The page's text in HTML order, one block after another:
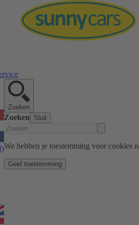
Zoeken
Zoeken Sluit
We hebben je toestemming voor cookies
Geef toestemming